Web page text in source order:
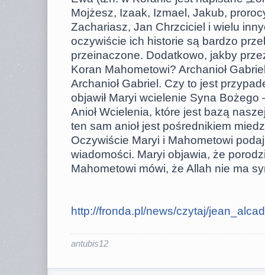
Mojżesz, Izaak, Izmael, Jakub,
Zachariasz, Jan Chrzciciel i wielu
oczywiście ich historie są bardzo
przeinaczone. Dodatkowo, jakby
Koran Mahometowi? Archanioł
Archanioł Gabriel. Czy to jest
objawił Maryi wcielenie Syna
Anioł Wcielenia, które jest bazą
ten sam anioł jest pośrednikiem
Oczywiście Maryi i Mahometowi
wiadomości. Maryi objawia, że
Mahometowi mówi, że Allah nie ma
http://fronda.pl/news/czytaj/
antubis12